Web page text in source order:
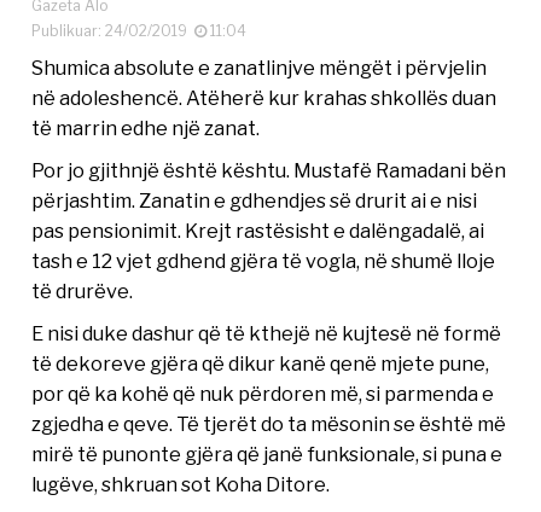
Gazeta Alo
Publikuar: 24/02/2019
11:04
Shumica absolute e zanatlinjve mëngët i përvjelin
në adoleshencë. Atëherë kur krahas shkollës duan
të marrin edhe një zanat.
Por jo gjithnjë është kështu. Mustafë Ramadani bën
përjashtim. Zanatin e gdhendjes së drurit ai e nisi
pas pensionimit. Krejt rastësisht e dalëngadalë, ai
tash e 12 vjet gdhend gjëra të vogla, në shumë lloje
të drurëve.
E nisi duke dashur që të kthejë në kujtesë në formë
të dekoreve gjëra që dikur kanë qenë mjete pune,
por që ka kohë që nuk përdoren më, si parmenda e
zgjedha e qeve. Të tjerët do ta mësonin se është më
mirë të punonte gjëra që janë funksionale, si puna e
lugëve, shkruan sot Koha Ditore.